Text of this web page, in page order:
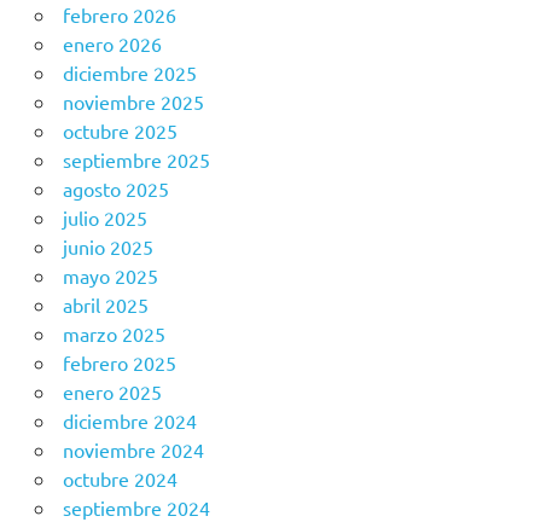
febrero 2026
enero 2026
diciembre 2025
noviembre 2025
octubre 2025
septiembre 2025
agosto 2025
julio 2025
junio 2025
mayo 2025
abril 2025
marzo 2025
febrero 2025
enero 2025
diciembre 2024
noviembre 2024
octubre 2024
septiembre 2024